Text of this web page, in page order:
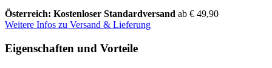
Österreich: Kostenloser Standardversand ab € 49,90
Weitere Infos zu Versand & Lieferung
Eigenschaften und Vorteile